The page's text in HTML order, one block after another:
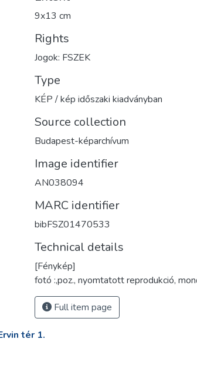
9x13 cm
Rights
Jogok: FSZEK
Type
KÉP / kép időszaki kiadványban
Source collection
Budapest-képarchívum
Image identifier
AN038094
MARC identifier
bibFSZ01470533
Technical details
[Fénykép]
fotó :,poz., nyomtatott reprodukció,
Full item page
tér 1.